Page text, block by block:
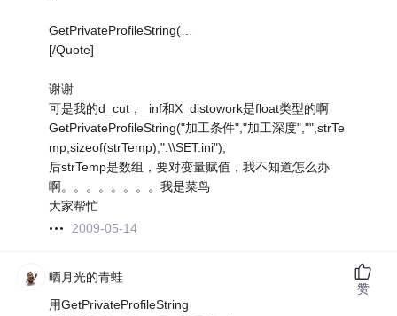
GetPrivateProfileString(…
[/Quote]
谢谢
可是我的d_cut，_inf和X_distowork是float类型的啊
GetPrivateProfileString("加工条件","加工深度","",strTe
mp,sizeof(strTemp),".\\SET.ini");
后strTemp是数组，要对变量赋值，我不知道怎么办
啊。。。。。。。。我是菜鸟
大家帮忙
2009-05-14
晒月光的青蛙
用GetPrivateProfileString
赞